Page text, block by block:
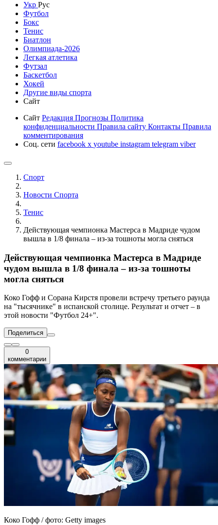
Укр Рус
Футбол
Бокс
Тенис
Биатлон
Олимпиада-2026
Легкая атлетика
Футзал
Баскетбол
Хокей
Другие виды спорта
Сайт
Сайт Редакция Прогнозы Политика
конфиденциальности Правила сайту Контакты Правила
комментирования
Соц. сети facebook x youtube instagram telegram viber
Спорт
Новости Cпорта
Тенис
Действующая чемпионка Мастерса в Мадриде чудом
вышла в 1/8 финала – из-за тошноты могла сняться
Действующая чемпионка Мастерса в Мадриде
чудом вышла в 1/8 финала – из-за тошноты
могла сняться
Коко Гофф и Сорана Кирстя провели встречу третьего раунда
на "тысячнике" в испанской столице. Результат и отчет – в
этой новости "Футбол 24+".
Поделиться
0
комментарии
Коко Гофф / фото: Getty images